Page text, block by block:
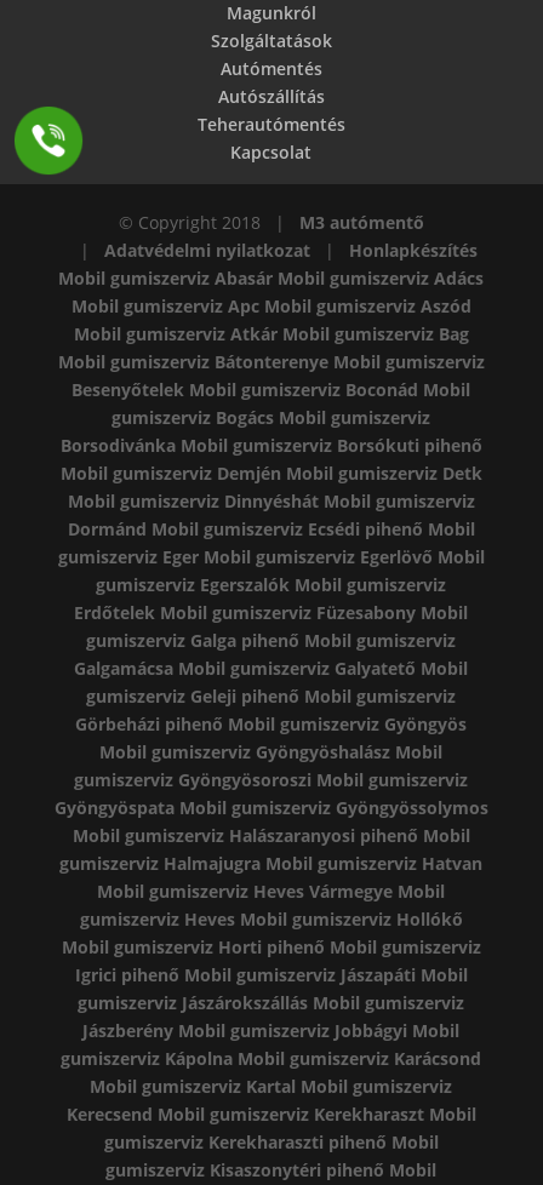
Magunkról
Szolgáltatások
Autómentés
Autószállítás
Teherautómentés
Kapcsolat
© Copyright 2018 | M3 autómentő
| Adatvédelmi nyilatkozat| Honlapkészítés
Mobil gumiszerviz Abasár Mobil gumiszerviz Adács
Mobil gumiszerviz Apc Mobil gumiszerviz Aszód
Mobil gumiszerviz Atkár Mobil gumiszerviz Bag
Mobil gumiszerviz Bátonterenye Mobil gumiszerviz
Besenyőtelek Mobil gumiszerviz Boconád Mobil
gumiszerviz Bogács Mobil gumiszerviz
Borsodivánka Mobil gumiszerviz Borsókuti pihenő
Mobil gumiszerviz Demjén Mobil gumiszerviz Detk
Mobil gumiszerviz Dinnyéshát Mobil gumiszerviz
Dormánd Mobil gumiszerviz Ecsédi pihenő Mobil
gumiszerviz Eger Mobil gumiszerviz Egerlövő Mobil
gumiszerviz Egerszalók Mobil gumiszerviz
Erdőtelek Mobil gumiszerviz Füzesabony Mobil
gumiszerviz Galga pihenő Mobil gumiszerviz
Galgamácsa Mobil gumiszerviz Galyatető Mobil
gumiszerviz Geleji pihenő Mobil gumiszerviz
Görbeházi pihenő Mobil gumiszerviz Gyöngyös
Mobil gumiszerviz Gyöngyöshalász Mobil
gumiszerviz Gyöngyösoroszi Mobil gumiszerviz
Gyöngyöspata Mobil gumiszerviz Gyöngyössolymos
Mobil gumiszerviz Halászaranyosi pihenő Mobil
gumiszerviz Halmajugra Mobil gumiszerviz Hatvan
Mobil gumiszerviz Heves Vármegye Mobil
gumiszerviz Heves Mobil gumiszerviz Hollókő
Mobil gumiszerviz Horti pihenő Mobil gumiszerviz
Igrici pihenő Mobil gumiszerviz Jászapáti Mobil
gumiszerviz Jászárokszállás Mobil gumiszerviz
Jászberény Mobil gumiszerviz Jobbágyi Mobil
gumiszerviz Kápolna Mobil gumiszerviz Karácsond
Mobil gumiszerviz Kartal Mobil gumiszerviz
Kerecsend Mobil gumiszerviz Kerekharaszt Mobil
gumiszerviz Kerekharaszti pihenő Mobil
gumiszerviz Kisaszonytéri pihenő Mobil